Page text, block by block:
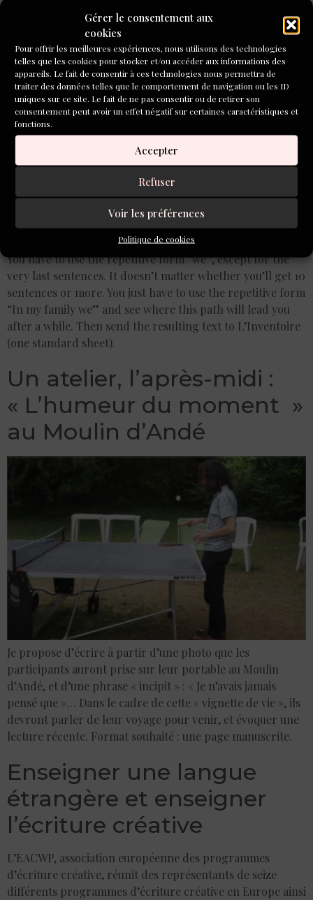
Gérer le consentement aux
cookies
Pour offrir les meilleures expériences, nous utilisons des technologies
telles que les cookies pour stocker et/ou accéder aux informations des
appareils. Le fait de consentir à ces technologies nous permettra de
traiter des données telles que le comportement de navigation ou les ID
uniques sur ce site. Le fait de ne pas consentir ou de retirer son
consentement peut avoir un effet négatif sur certaines caractéristiques et
fonctions.
Accepter
Refuser
Voir les préférences
Politique de cookies
Knows »
You have to use the repetitive form “we”, except for the
very last sentences. It doesn’t matter whether you’ll get 10
sentences or more. You just have to use the repetitive form
“In my family we” and see where this path will lead you
after a while. Then send the resulting text to L’Inventoire
(one standard sheet).
Un atelier, l’après-midi :
« L’humeur du moment »
au Moulin d’Andé
Je propose d’écrire à partir d’une photo que les
participants auront prise sur leur portable au Moulin
d’Andé, et d’une phrase « incipit » : « Je n’avais jamais
pensé que »… Dans le cadre de cette « vignette de vie », ils
devront parler de leur voyage pour venir, et évoquer une
lecture récente. Format souhaité : une page manuscrite.
Enseigner une langue
étrangère et enseigner
l’écriture créative
L’EACWP, association européenne des programmes
d’écriture créative, réunit des représentants de seize
différents programmes d’écriture créative en Europe ainsi